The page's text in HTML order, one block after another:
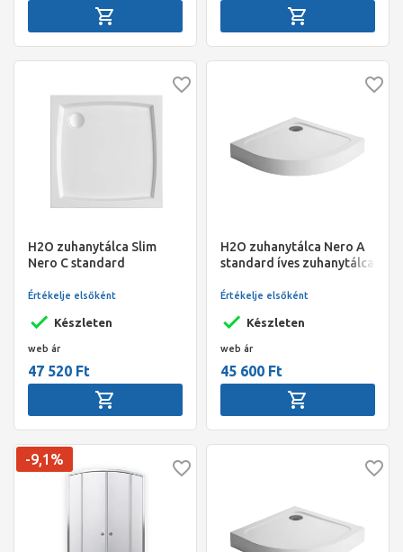
H2O zuhanytálca Slim
Nero C standard
80x80x8 szifonnal
Készleten
Értékelje elsőként
web ár
47 520 Ft
H2O zuhanytálca Nero A
standard íves zuhanytálca
Készleten
Értékelje elsőként
web ár
45 600 Ft
-9,1%